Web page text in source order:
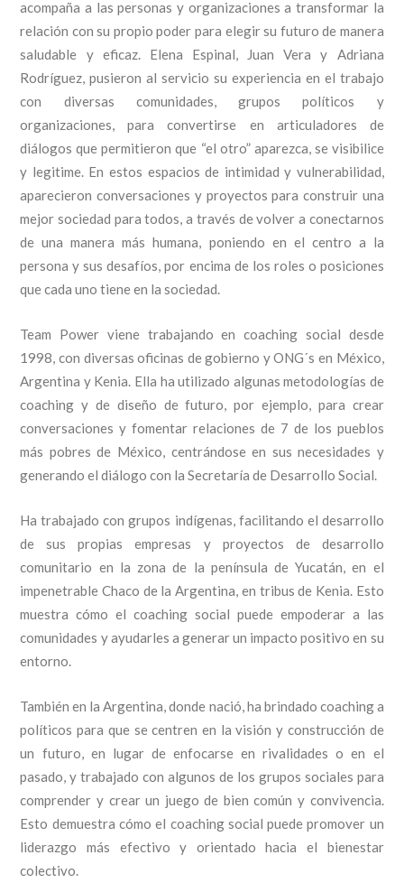
acompaña a las personas y organizaciones a transformar la
relación con su propio poder para elegir su futuro de manera
saludable y eficaz. Elena Espinal, Juan Vera y Adriana
Rodríguez, pusieron al servicio su experiencia en el trabajo
con diversas comunidades, grupos políticos y
organizaciones, para convertirse en articuladores de
diálogos que permitieron que “el otro” aparezca, se visibilice
y legitime. En estos espacios de intimidad y vulnerabilidad,
aparecieron conversaciones y proyectos para construir una
mejor sociedad para todos, a través de volver a conectarnos
de una manera más humana, poniendo en el centro a la
persona y sus desafíos, por encima de los roles o posiciones
que cada uno tiene en la sociedad.
Team Power viene trabajando en coaching social desde
1998, con diversas oficinas de gobierno y ONG´s en México,
Argentina y Kenia. Ella ha utilizado algunas metodologías de
coaching y de diseño de futuro, por ejemplo, para crear
conversaciones y fomentar relaciones de 7 de los pueblos
más pobres de México, centrándose en sus necesidades y
generando el diálogo con la Secretaría de Desarrollo Social.
Ha trabajado con grupos indígenas, facilitando el desarrollo
de sus propias empresas y proyectos de desarrollo
comunitario en la zona de la península de Yucatán, en el
impenetrable Chaco de la Argentina, en tribus de Kenia. Esto
muestra cómo el coaching social puede empoderar a las
comunidades y ayudarles a generar un impacto positivo en su
entorno.
También en la Argentina, donde nació, ha brindado coaching a
políticos para que se centren en la visión y construcción de
un futuro, en lugar de enfocarse en rivalidades o en el
pasado, y trabajado con algunos de los grupos sociales para
comprender y crear un juego de bien común y convivencia.
Esto demuestra cómo el coaching social puede promover un
liderazgo más efectivo y orientado hacia el bienestar
colectivo.